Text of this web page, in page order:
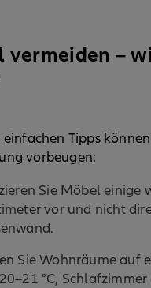
vermeiden –
Tipps
vorbeugen:
Sie Möbel einige
vor und nicht
Sie Wohnräume auf
°C,